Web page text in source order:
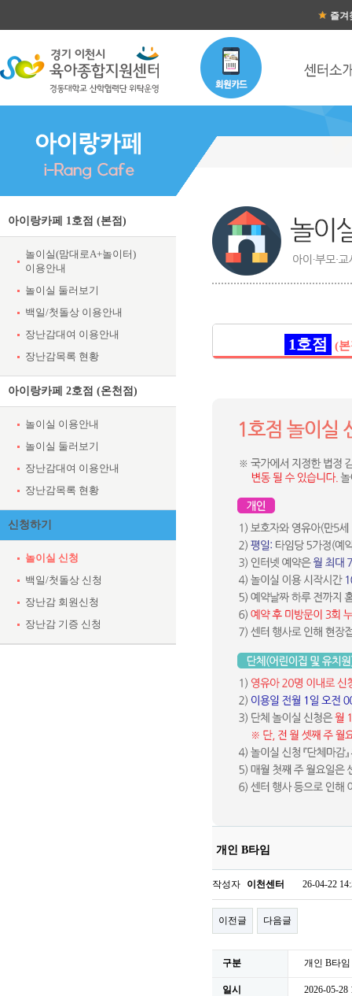
즐겨
아이랑카페 1호점 (본점)
놀이실(맘대로A+놀이터)
이용안내
놀이실 둘러보기
백일/첫돌상 이용안내
장난감대여 이용안내
장난감목록 현황
아이랑카페 2호점 (온천점)
놀이실 이용안내
놀이실 둘러보기
장난감대여 이용안내
장난감목록 현황
신청하기
놀이실 신청
백일/첫돌상 신청
장난감 회원신청
장난감 기증 신청
1호점 (
개인 B타임
작성자 이천센터 26-04-22
이전글 다음글
구분 개인 B타임
일시 2026-05-28